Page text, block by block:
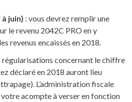
juin) : vous devrez remplir une
le revenu 2042C PRO en y
revenus encaissés en 2018.
régularisations concernant le chiffre
déclaré en 2018 auront lieu
L’administration fiscale
acompte à verser en fonction